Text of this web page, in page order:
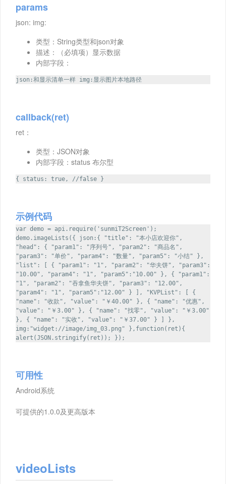
params
json: img:
类型：String类型和json对象
描述：（必填项）显示数据
内部字段：
json:和显示清单一样 img:显示图片本地路径
callback(ret)
ret：
类型：JSON对象
内部字段：status 布尔型
{ status: true, //false }
示例代码
var demo = api.require('sunmiT2Screen');
demo.imageLists({ json:{ "title": "本小店欢迎你",
"head": { "param1": "序列号", "param2": "商品名",
"param3": "单价", "param4": "数量", "param5": "小结" },
"list": [ { "param1": "1", "param2": "华夫饼", "param3":
"10.00", "param4": "1", "param5":"10.00" }, { "param1":
"1", "param2": "吞拿鱼华夫饼", "param3": "12.00",
"param4": "1", "param5":"12.00" } ], "KVPList": [ {
"name": "收款", "value": "￥40.00" }, { "name": "优惠",
"value": "￥3.00" }, { "name": "找零", "value": "￥3.00"
}, { "name": "实收", "value": "￥37.00" } ] },
img:"widget://image/img_03.png" },function(ret){
alert(JSON.stringify(ret)); });
可用性
Android系统
可提供的1.0.0及更高版本
videoLists